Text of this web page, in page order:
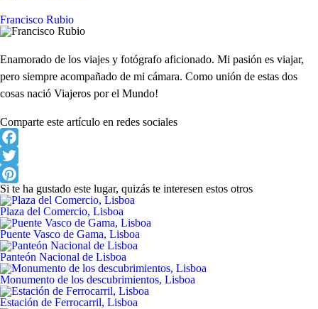
Francisco Rubio
Enamorado de los viajes y fotógrafo aficionado. Mi pasión es viajar,
pero siempre acompañado de mi cámara. Como unión de estas dos
cosas nació Viajeros por el Mundo!
Comparte este artículo en redes sociales
Facebook
Twitter
Pinterest
Si te ha gustado este lugar, quizás te interesen estos otros
Plaza del Comercio, Lisboa
Puente Vasco de Gama, Lisboa
Panteón Nacional de Lisboa
Monumento de los descubrimientos, Lisboa
Estación de Ferrocarril, Lisboa